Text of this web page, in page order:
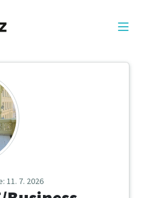
: 11. 7. 2026